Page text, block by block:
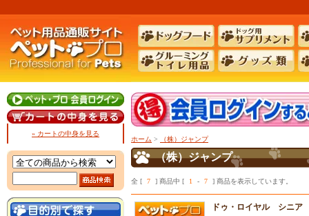
» カートの中身を見る
ホーム > （株）ジャンプ
（株）ジャンプ
全 [ 7 ] 商品中 [ 1 - 7 ] 商品を表示しています。
ドゥ・ロイヤル シニア